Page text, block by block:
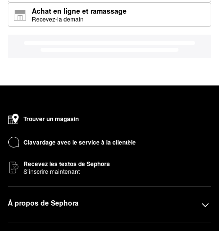
Achat en ligne et ramassage
Recevez-la demain
Trouver un magasin
Clavardage avec le service à la clientèle
Recevez les textos de Sephora
S’inscrire maintenant
À propos de Sephora